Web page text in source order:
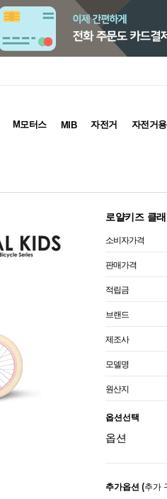
M모터스 MIB 자전거 자전거
로얄키즈 클
소비자가격
판매가격
적립금
브랜드
제조사
모델명
원산지
옵션선택
옵션
추가옵션 (추가